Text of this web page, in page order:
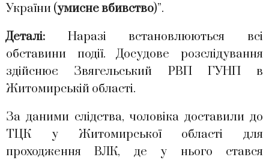
України (умисне вбивство)”.
Деталі: Наразі встановлюються всі
обставини події. Досудове розслідування
здійснює Звягельський РВП ГУНП в
Житомирській області.
За даними слідства, чоловіка доставили до
ТЦК у Житомирської області для
проходження ВЛК, де у нього стався